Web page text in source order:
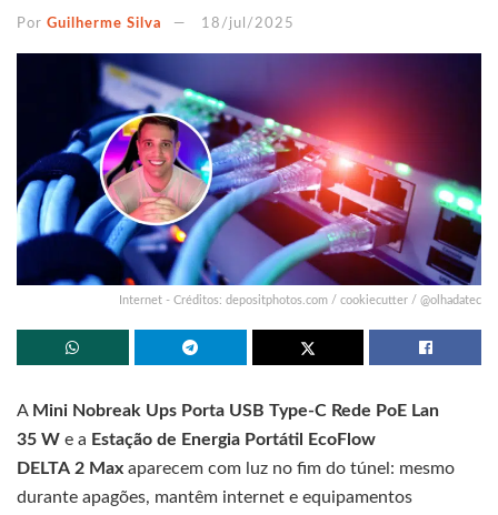
Por Guilherme Silva 18/jul/2025
Internet - Créditos: depositphotos.com / cookiecutter / @olhadatec
A Mini Nobreak Ups Porta USB Type‑C Rede PoE Lan
35 W e a Estação de Energia Portátil EcoFlow
DELTA 2 Max aparecem com luz no fim do túnel: mesmo
durante apagões, mantêm internet e equipamentos